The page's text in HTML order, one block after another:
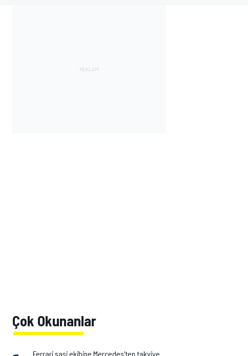
Çok Okunanlar
Ferrari şasi ekibine Mercedes'ten takviye